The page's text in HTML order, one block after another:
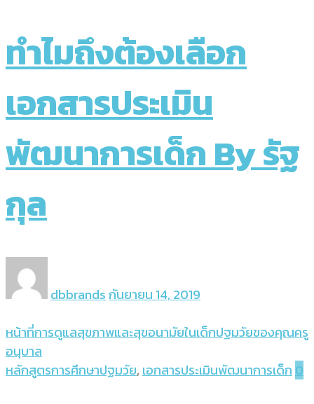
ทำไมถึงต้องเลือก
เอกสารประเมิน
พัฒนาการเด็ก By รัฐ
กุล
dbbrandsกันยายน 14, 2019
หน้าที่การดูแลสุขภาพและสุขอนามัยในเด็กปฐมวัยของคุณครู
อนุบาล
หลักสูตรการศึกษาปฐมวัย, เอกสารประเมินพัฒนาการเด็ก 0